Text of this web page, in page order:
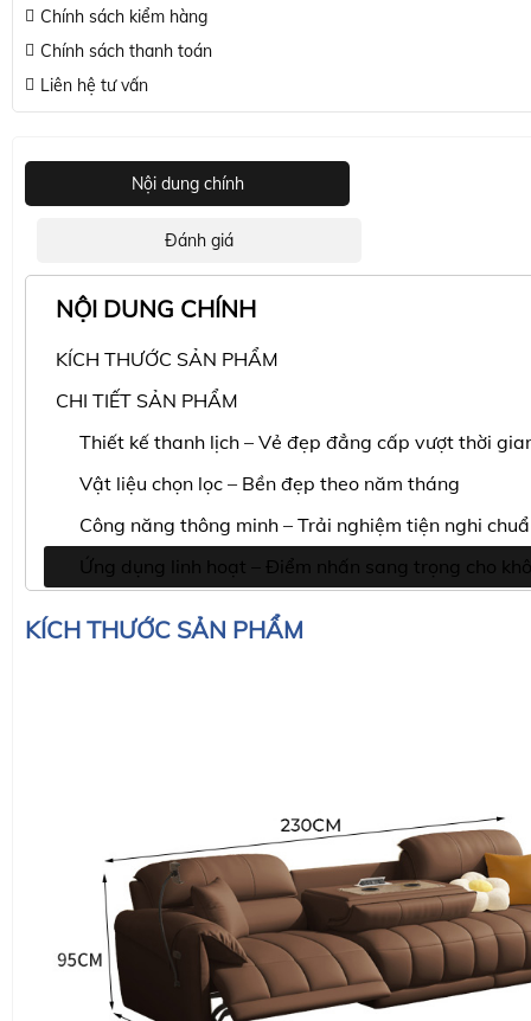
Chính sách kiểm hàng
Chính sách thanh toán
Liên hệ tư vấn
Nội dung chính
Đánh giá
NỘI DUNG CHÍNH
KÍCH THƯỚC SẢN PHẨM
CHI TIẾT SẢN PHẨM
Thiết kế thanh lịch – Vẻ đẹp đẳng cấp vượt thời
Vật liệu chọn lọc – Bền đẹp theo năm tháng
Công năng thông minh – Trải nghiệm tiện nghi
Ứng dụng linh hoạt – Điểm nhấn sang trọng cho
KÍCH THƯỚC SẢN PHẨM